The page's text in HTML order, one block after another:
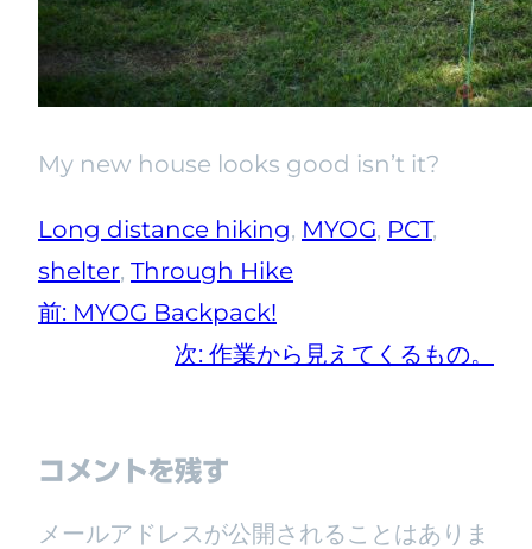
My new house looks good isn’t it?
Long distance hiking, MYOG, PCT
shelter, Through Hike
前: MYOG Backpack!
次: 作業から見えてくるもの。
コメントを残す
メールアドレスが公開されることはありま